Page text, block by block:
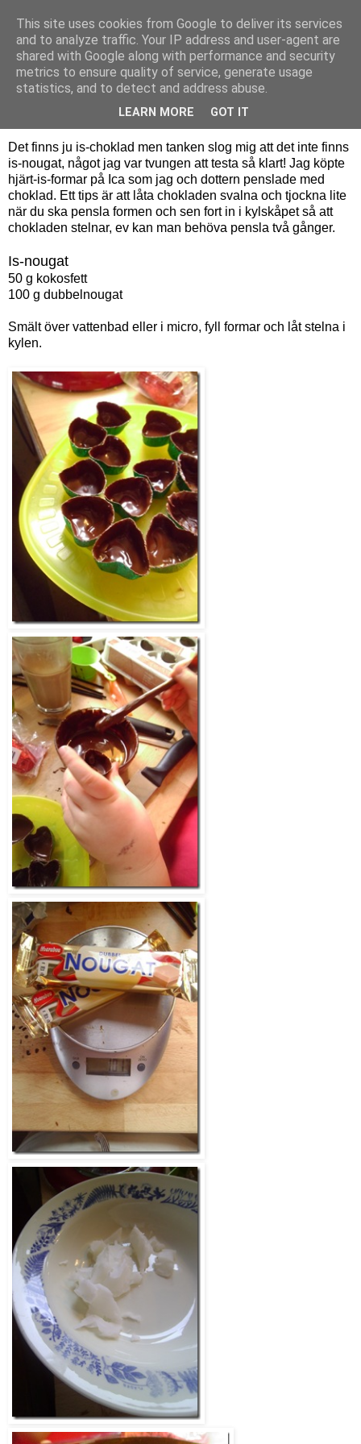
Bagerskan
tisdag 22 november 2011
Ljuvliga nougat-praliner!
Det finns ju is-choklad men tanken slog mig att det inte finns
is-nougat, något jag var tvungen att testa så klart! Jag köpte
hjärt-is-formar på Ica som jag och dottern penslade med
choklad. Ett tips är att låta chokladen svalna och tjockna lite
när du ska pensla formen och sen fort in i kylskåpet så att
chokladen stelnar, ev kan man behöva pensla två gånger.
Is-nougat
50 g kokosfett
100 g dubbelnougat
Smält över vattenbad eller i micro, fyll formar och låt stelna i
kylen.
This site uses cookies from Google to deliver its services
and to analyze traffic. Your IP address and user-agent are
shared with Google along with performance and security
metrics to ensure quality of service, generate usage
statistics, and to detect and address abuse.
LEARN MORE GOT IT